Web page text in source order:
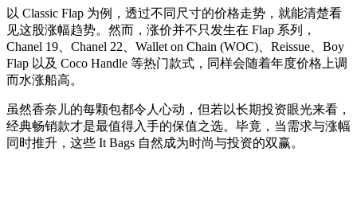
以 Classic Flap 为例，透过不同尺寸的价格走势，就能清楚看
见这股涨幅趋势。然而，涨价并不只发生在 Flap 系列，
Chanel 19、Chanel 22、Wallet on Chain (WOC)、Reissue、Boy
Flap 以及 Coco Handle 等热门款式，同样会随着年度价格上调
而水涨船高。
虽然香奈儿的每颗包都令人心动，但若以长期投资眼光来看，
经典畅销款才是最值得入手的保值之选。毕竟，当需求与涨幅
同时推升，这些 It Bags 自然成为时尚与投资的双赢。